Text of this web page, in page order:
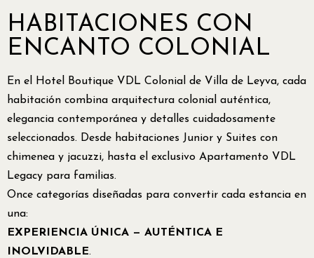
HABITACIONES CON
ENCANTO COLONIAL
En el Hotel Boutique VDL Colonial de Villa de Leyva, cada
habitación combina arquitectura colonial auténtica,
elegancia contemporánea y detalles cuidadosamente
seleccionados. Desde habitaciones Junior y Suites con
chimenea y jacuzzi, hasta el exclusivo Apartamento VDL
Legacy para familias.
Once categorías diseñadas para convertir cada estancia en
una:
EXPERIENCIA ÚNICA — AUTÉNTICA E
INOLVIDABLE.